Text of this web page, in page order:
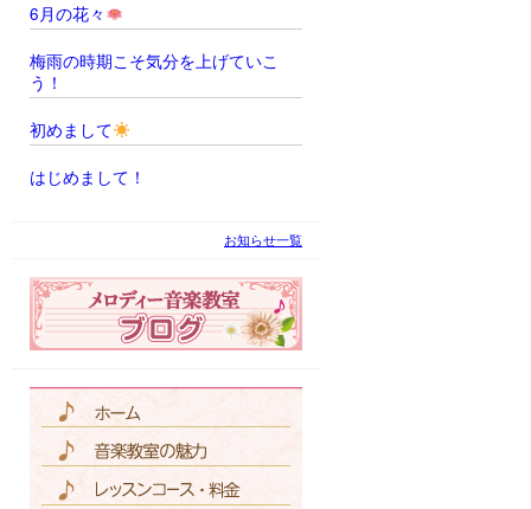
6月の花々
梅雨の時期こそ気分を上げていこ
う！
初めまして
はじめまして！
お知らせ一覧